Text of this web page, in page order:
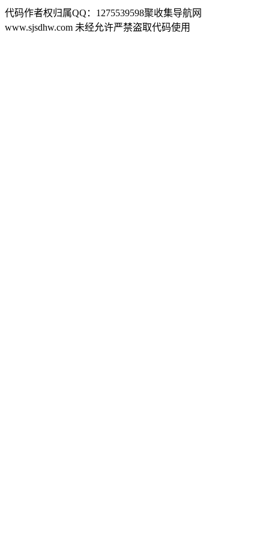
代码作者权归属QQ：1275539598聚收集导航网
www.sjsdhw.com 未经允许严禁盗取代码使用